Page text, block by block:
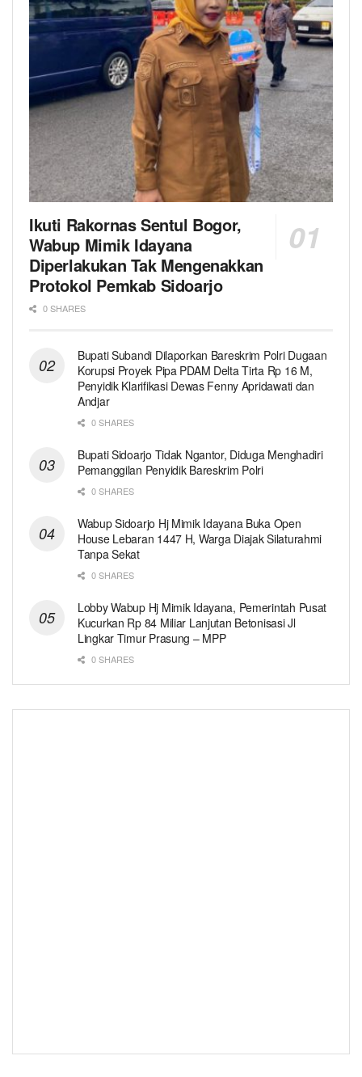
Ikuti Rakornas Sentul Bogor,
Wabup Mimik Idayana
Diperlakukan Tak Mengenakkan
Protokol Pemkab Sidoarjo
0 SHARES
Bupati Subandi Dilaporkan Bareskrim Polri Dugaan
Korupsi Proyek Pipa PDAM Delta Tirta Rp 16 M,
Penyidik Klarifikasi Dewas Fenny Apridawati dan
Andjar
0 SHARES
Bupati Sidoarjo Tidak Ngantor, Diduga Menghadiri
Pemanggilan Penyidik Bareskrim Polri
0 SHARES
Wabup Sidoarjo Hj Mimik Idayana Buka Open
House Lebaran 1447 H, Warga Diajak Silaturahmi
Tanpa Sekat
0 SHARES
Lobby Wabup Hj Mimik Idayana, Pemerintah Pusat
Kucurkan Rp 84 Miliar Lanjutan Betonisasi Jl
Lingkar Timur Prasung – MPP
0 SHARES